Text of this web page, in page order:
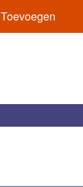
Toevoegen